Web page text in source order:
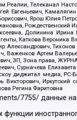
Телеканал
Евгеньевич,
Ярош Юлия
Рождественский
Долинина
Каткова
Тихонов
Важенков Артем
ЗП, Зона права,
Сурначева
диджитал медиа, РС-
Викторович,
Регина Фаритовна
7755/ данные